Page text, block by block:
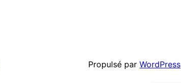
Propulsé parWordPress